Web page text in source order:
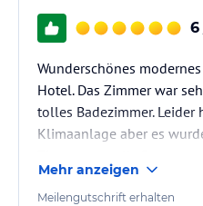
6
Wunderschönes
Hotel. Das Zimmer war
tolles Badezimmer. Leider
Klimaanlage aber es
moderat für ein 4 Sterne
vorhanden was das Herz
Mehr anzeigen
Meilengutschrift erhalten